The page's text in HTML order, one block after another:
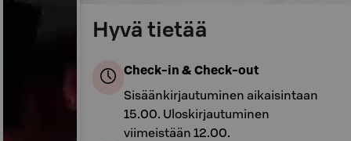
Hyvä tietää
Check-in & Check-out
Sisäänkirjautuminen aikaisintaan
15.00. Uloskirjautuminen
viimeistään 12.00.